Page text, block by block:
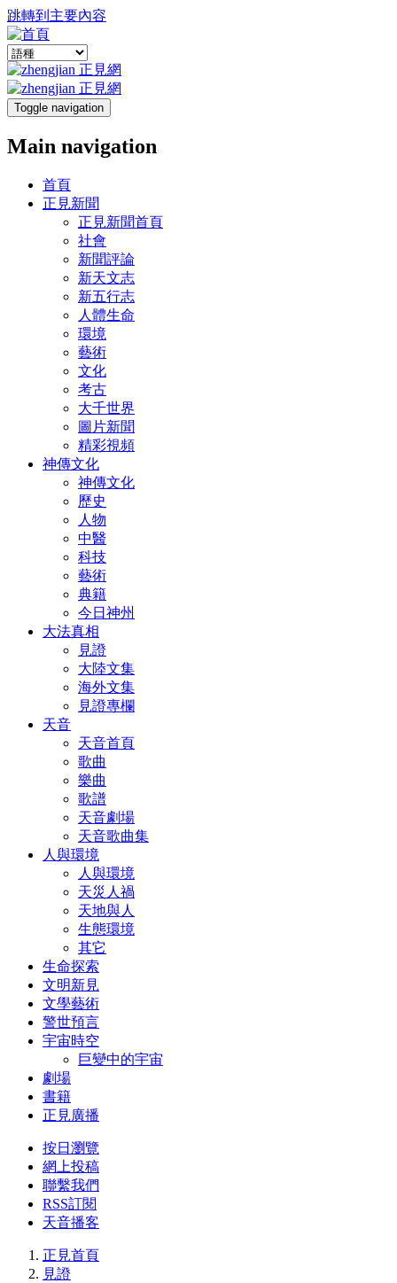
跳轉到主要內容
Toggle navigation
Main navigation
首頁
正見新聞
正見新聞首頁
社會
新聞評論
新天文志
新五行志
人體生命
環境
藝術
文化
考古
大千世界
圖片新聞
精彩視頻
神傳文化
神傳文化
歷史
人物
中醫
科技
藝術
典籍
今日神州
大法真相
見證
大陸文集
海外文集
見證專欄
天音
天音首頁
歌曲
樂曲
歌譜
天音劇場
天音歌曲集
人與環境
人與環境
天災人禍
天地與人
生態環境
其它
生命探索
文明新見
文學藝術
警世預言
宇宙時空
巨變中的宇宙
劇場
書籍
正見廣播
按日瀏覽
網上投稿
聯繫我們
RSS訂閱
天音播客
正見首頁
見證